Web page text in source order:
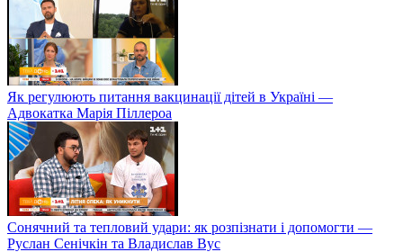
Як регулюють питання вакцинації дітей в Україні —
Адвокатка Марія Піллероа
Сонячний та тепловий удари: як розпізнати і допомогти —
Руслан Сенічкін та Владислав Вус